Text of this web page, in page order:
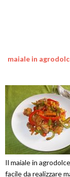
maiale in
Il maiale in
facile da realizzare